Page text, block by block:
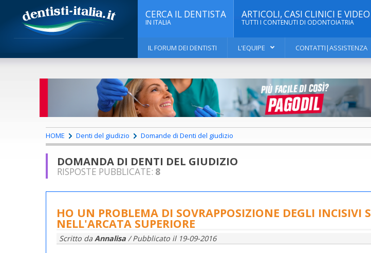
CERCA IL DENTISTA
IN ITALIA
ARTICOLI, CASI CLINICI E VIDEO
TUTTI I CONTENUTI DI ODONTOIATRIA
IL FORUM DEI DENTISTI L'EQUIPE CONTATTI|ASSISTENZA
HOME Denti del giudizio Domande di Denti del giudizio
DOMANDA DI DENTI DEL GIUDIZIO
RISPOSTE PUBBLICATE: 8
HO UN PROBLEMA DI SOVRAPPOSIZIONE DEGLI INCISIVI
NELL'ARCATA SUPERIORE
Scritto daAnnalisa / Pubblicato il 19-09-2016